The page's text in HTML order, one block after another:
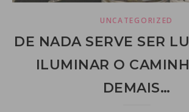
UNCATEGORIZED
DE NADA SERVE SER
ILUMINAR O
DEMAIS…